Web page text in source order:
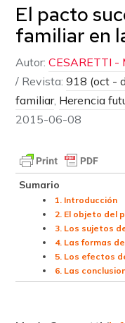
El pacto
familiar en
Autor:CESARETTI -
/ Revista: 918 (oct -
familiar, Herencia
2015-06-08
Sumario
1. Introducción
2. El objeto del
3. Los sujetos
4. Las formas
5. Los efectos
6. Las